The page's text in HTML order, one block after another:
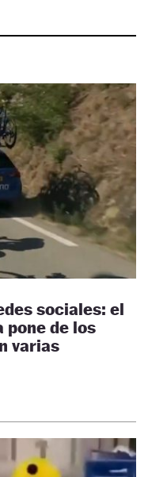
sociales: el
pone de los
varias